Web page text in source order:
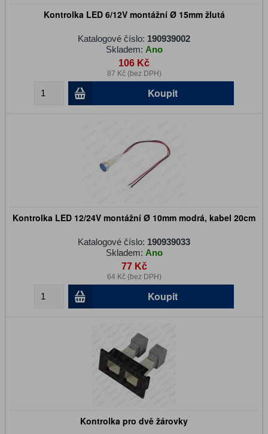
Kontrolka LED 6/12V montážní Ø 15mm žlutá
Katalogové číslo: 190939002
Skladem: Ano
106 Kč
87 Kč (bez DPH)
Koupit
Kontrolka LED 12/24V montážní Ø 10mm modrá, kabel 20cm
Katalogové číslo: 190939033
Skladem: Ano
77 Kč
64 Kč (bez DPH)
Koupit
Kontrolka pro dvě žárovky